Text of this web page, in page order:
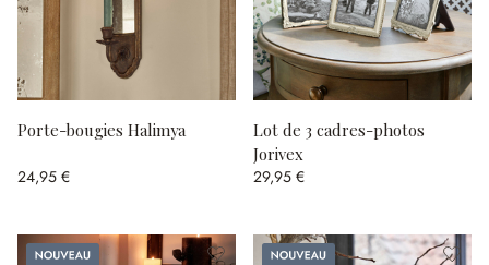
Porte-bougies Halimya
24,95 €
Lot de 3 cadres-photos
Jorivex
29,95 €
Nouveau Nouveau